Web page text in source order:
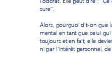
sure’’.
Alors, pourquoi dit-on que
mental en tant que celui qui
toujours et en fait, elle
ni par l’intérêt personnel,